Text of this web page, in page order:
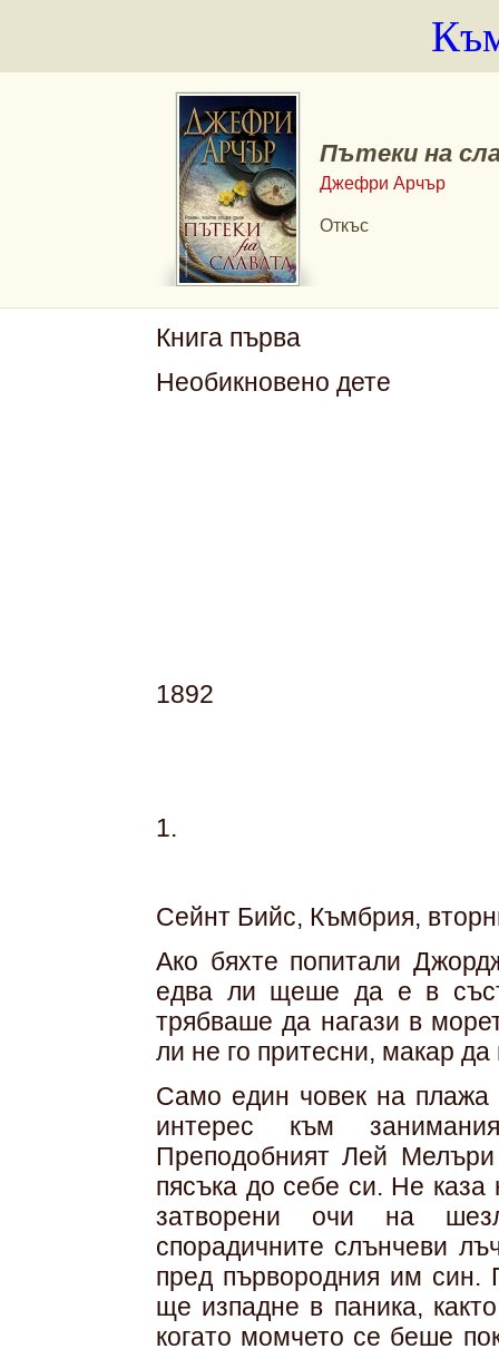
Пътеки на
Джефри Арчър
Откъс
Книга първа
Необикновено дете
1892
1.
Сейнт Бийс, Къмбрия,
Ако бяхте попитали
едва ли щеше да е в
трябваше да нагази в
ли не го притесни, макар
Само един човек на плажа
интерес към
Преподобният Лей
пясъка до себе си. Не
затворени очи на
спорадичните слънчеви
пред първородния им
ще изпадне в паника,
когато момчето се беше